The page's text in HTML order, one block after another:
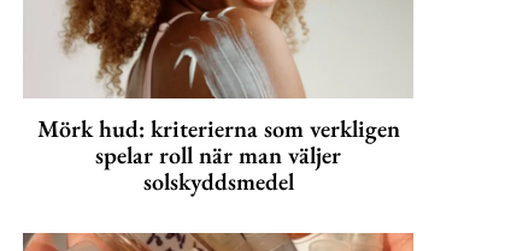
Mörk hud: kriterierna som verkligen
spelar roll när man väljer
solskyddsmedel